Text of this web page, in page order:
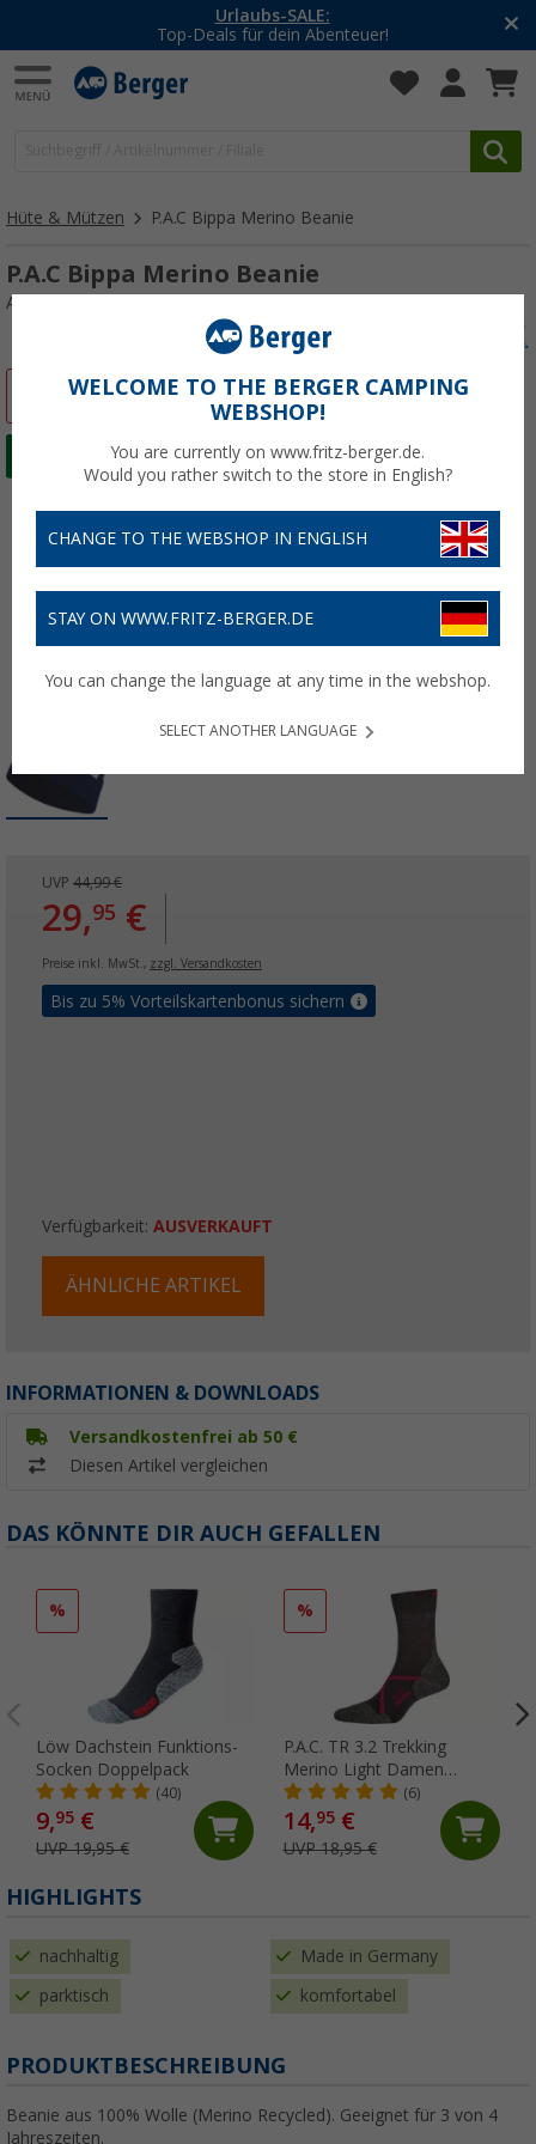
Urlaubs-SALE:
Top-Deals für dein Abenteuer!
Hüte & Mützen P.A.C Bippa Merino Beanie
P.A.C Bippa Merino Beanie
Art.-Nr.: 391703
UVP 44,99 €
29,95 €
Preise inkl. MwSt., zzgl. Versandkosten
Bis zu 5% Vorteilskartenbonus sichern
Verfügbarkeit: AUSVERKAUFT
ÄHNLICHE ARTIKEL
INFORMATIONEN & DOWNLOADS
Versandkostenfrei ab 50 €
Diesen Artikel vergleichen
DAS KÖNNTE DIR AUCH GEFALLEN
%
Löw Dachstein Funktions-
Socken Doppelpack
(40)
9,95 €
UVP 19,95 €
%
P.A.C. TR 3.2 Trekking
Merino Light Damen
Wandersocken (6)
14,95€
UVP 18,95 €
HIGHLIGHTS
nachhaltig Made in Germany
parktisch komfortabel
PRODUKTBESCHREIBUNG
Beanie aus 100% Wolle (Merino Recycled). Geeignet für 3 von 4
Jahreszeiten.
WELCOME TO THE BERGER CAMPING
WEBSHOP!
You are currently on www.fritz-berger.de.
Would you rather switch to the store in English?
CHANGE TO THE WEBSHOP IN ENGLISH
STAY ON WWW.FRITZ-BERGER.DE
You can change the language at any time in the webshop.
SELECT ANOTHER LANGUAGE